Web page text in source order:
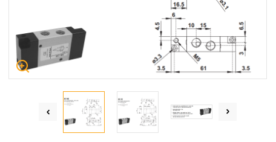
Centrum Hydrauliki Siłowej Jawor
59-400 Jawor, ul. Kuziennicza 5, POLSKA